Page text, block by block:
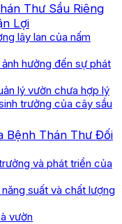
Thư Sầu Riêng
Lợi
lây lan của nấm
hưởng đến sự phát
lý vườn chưa hợp lý
trưởng của cây sầu
Bệnh Thán Thư Đối
và phát triển của
suất và chất lượng
vườn